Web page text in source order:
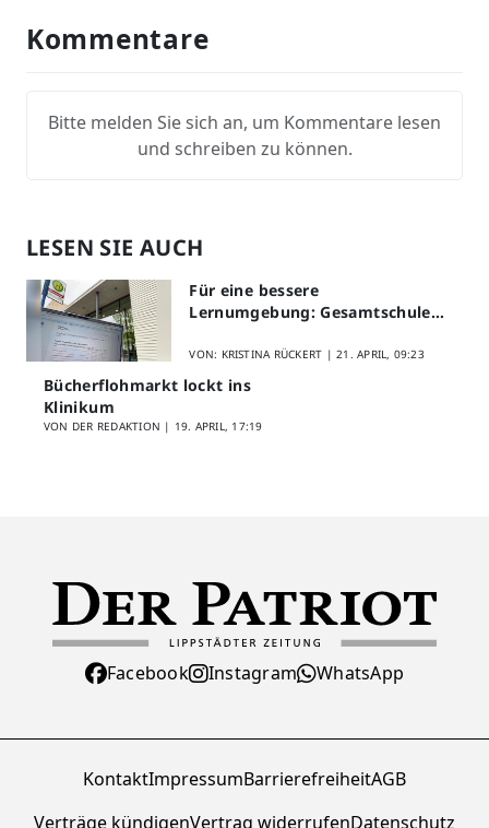
Kommentare
Bitte melden Sie sich an, um Kommentare lesen
und schreiben zu können.
LESEN SIE AUCH
Für eine bessere
Lernumgebung: Gesamtschule
Schülerfeedback
VON: KRISTINA RÜCKERT |21. APRIL, 09:23
Bücherflohmarkt lockt ins
Klinikum
VON DER REDAKTION | 19. APRIL, 17:19
Facebook Instagram WhatsApp
KontaktImpressumBarrierefreiheitAGB
Verträge kündigenVertrag widerrufenDatenschutz